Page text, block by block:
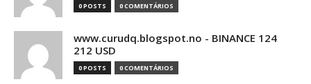
0 POSTS 0 COMENTÁRIOS
www.curudq.blogspot.no - BINANCE 124
212 USD
0 POSTS 0 COMENTÁRIOS